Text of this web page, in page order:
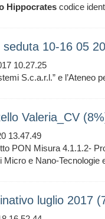
Hippocrates codice
seduta 10-16 05
10.27.25
S.c.a.r.l.” e l’Ateneo
Valeria_CV
13.47.49
PON Misura 4.1.1.2-
Micro e Nano-Tecnologie
luglio 2017